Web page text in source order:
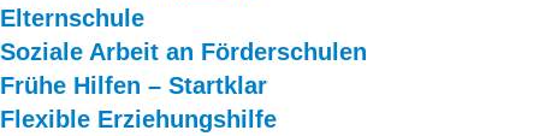
Elternschule
Soziale Arbeit an Förderschulen
Frühe Hilfen – Startklar
Flexible Erziehungshilfe